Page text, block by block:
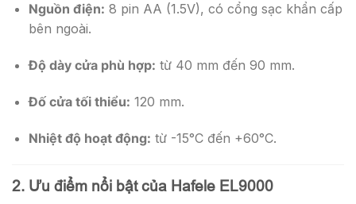
Nguồn điện: 8 pin AA (1.5V), có cổng sạc khẩn cấp
bên ngoài.
Độ dày cửa phù hợp: từ 40 mm đến 90 mm.
Đố cửa tối thiểu: 120 mm.
Nhiệt độ hoạt động: từ -15°C đến +60°C.
2. Ưu điểm nổi bật của Hafele EL9000